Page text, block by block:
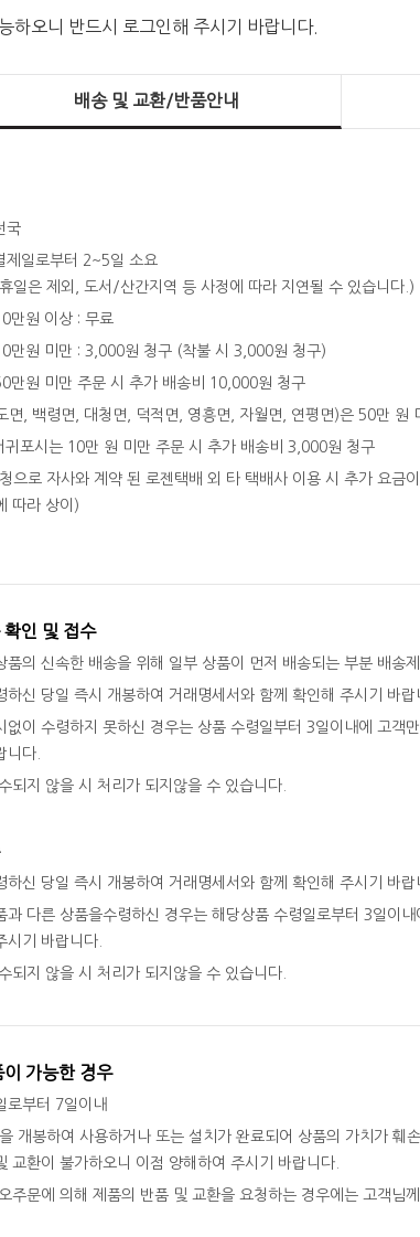
하오니 반드시 로그인해 주시기 바랍니다.
배송 및 교환/반품안내
국
제일로부터 2~5일 소요
일은 제외, 도서/산간지역 등 사정에 따라 지연될 수 있습니다.)
만원 이상 : 무료
만원 미만 : 3,000원 청구 (착불 시 3,000원 청구)
만원 미만 주문 시 추가 배송비 10,000원 청구
면, 백령면, 대청면, 덕적면, 영흥면, 자월면, 연평면)은 50만 원
포시는 10만 원 미만 주문 시 추가 배송비 3,000원 청구
으로 자사와 계약 된 로젠택배 외 타 택배사 이용 시 추가 요금
따라 상이)
확인 및 접수
품의 신속한 배송을 위해 일부 상품이 먼저 배송되는 부분 배송
하신 당일 즉시 개봉하여 거래명세서와 함께 확인해 주시기 바랍
없이 수령하지 못하신 경우는 상품 수령일부터 3일이내에 고객
니다.
되지 않을 시 처리가 되지않을 수 있습니다.
하신 당일 즉시 개봉하여 거래명세서와 함께 확인해 주시기 바랍
과 다른 상품을수령하신 경우는 해당상품 수령일로부터 3일이
시기 바랍니다.
되지 않을 시 처리가 되지않을 수 있습니다.
이 가능한 경우
로부터 7일이내
개봉하여 사용하거나 또는 설치가 완료되어 상품의 가치가 훼
교환이 불가하오니 이점 양해하여 주시기 바랍니다.
주문에 의해 제품의 반품 및 교환을 요청하는 경우에는 고객님